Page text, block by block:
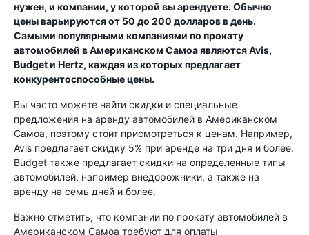
нужен, и компании, у которой вы арендуете. Обычно
цены варьируются от 50 до 200 долларов в день.
Самыми популярными компаниями по прокату
автомобилей в Американском Самоа являются Avis,
Budget и Hertz, каждая из которых предлагает
конкурентоспособные цены.
Вы часто можете найти скидки и специальные
предложения на аренду автомобилей в Американском
Самоа, поэтому стоит присмотреться к ценам. Например,
Avis предлагает скидку 5% при аренде на три дня и более.
Budget также предлагает скидки на определенные типы
автомобилей, например внедорожники, а также на
аренду на семь дней и более.
Важно отметить, что компании по прокату автомобилей в
Американском Самоа требуют для оплаты